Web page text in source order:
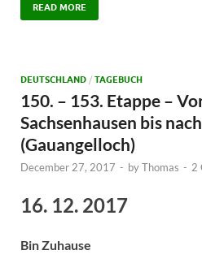
READ MORE
DEUTSCHLAND / TAGEBUCH
150. – 153. Etappe –
Sachsenhausen bis
(Gauangelloch)
December 27, 2017 - byThomas - 2
16. 12. 2017
Bin Zuhause